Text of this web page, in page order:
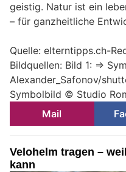
geistig. Natur ist ein
– für ganzheitliche
Quelle: elterntipps.ch-
Bildquellen: Bild 1: =>
Alexander_Safonov/
Symbolbild © Studio
Mail
Velohelm tragen –
kann